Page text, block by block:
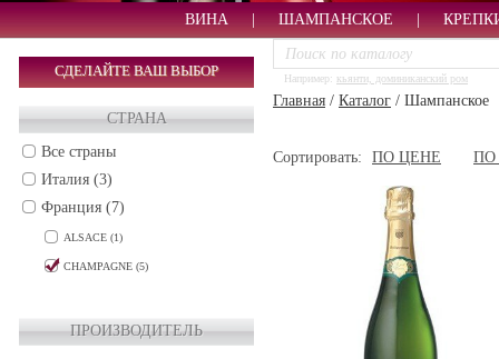
ВИНА ШАМПАНСКОЕ
СДЕЛАЙТЕ ВАШ ВЫБОР
СТРАНА
Все страны
Италия (3)
Франция (7)
ALSACE (1)
CHAMPAGNE (5)
ПРОИЗВОДИТЕЛЬ
Например: кьянти, доминиканский ром
Главная / Каталог / Шампанское
Сортировать: ПО ЦЕНЕ ПО